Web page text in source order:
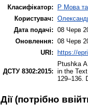
Класифікатор:
P Мова та
Користувач:
Дата подачі: 08 Черв
Оновлення: 08 Черв
URI: https://
ДСТУ 8302:2015:
Ptushka
in the
129–136.
Дії ​​(потрібно